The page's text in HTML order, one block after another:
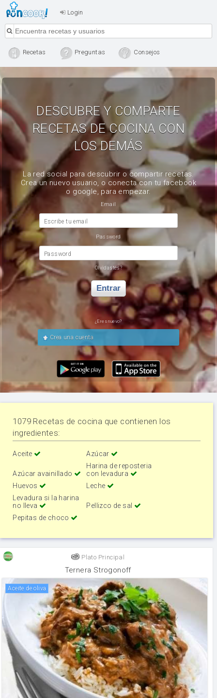
Login
Recetas Preguntas Consejos
DESCUBRE Y COMPARTE
RECETAS DE COCINA CON
LOS DEMÁS
La red social para descubrir o compartir recetas.
Crea un nuevo usuario, o conecta con tu facebook
o google, para empezar.
Email
Escribe tu email
Password
Password
Olvidastes?
Entrar
¿Eres nuevo?
Crea una cuenta
1079 Recetas de cocina que contienen los
ingredientes:
Aceite Azúcar
Azúcar avainillado
Harina de reposteria
con levadura
Huevos
Leche
Levadura si la harina
no lleva
Pellizco de sal
Pepitas de choco
Plato Principal
Ternera Strogonoff
aceite de oliva